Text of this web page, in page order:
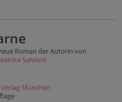
Roman der Autorin von
Salvioni
München